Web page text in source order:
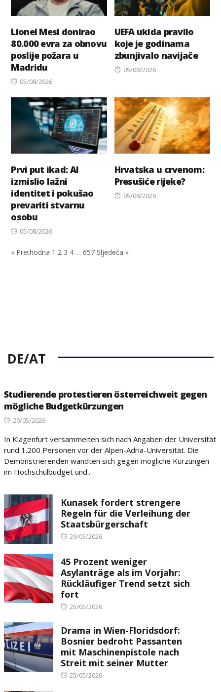
Lionel Mesi donirao
80.000 evra za obnovu
poslije požara u
Madridu
Posted
05/08/2026
UEFA ukida pravilo
koje je godinama
zbunjivalo navijače
Posted
05/08/2026
Prvi put ikad: AI
izmislio lažni
identitet i pokušao
prevariti stvarnu
osobu
Posted
05/08/2026
Hrvatska u crvenom:
Presušiće rijeke?
Posted
05/08/2026
« Prethodna 1 2 3 4 … 657 Sljedeća »
DE/AT
Studierende protestieren österreichweit gegen
mögliche Budgetkürzungen
Posted
29/05/2026
In Klagenfurt versammelten sich nach Angaben der Universität
rund 1.200 Personen vor der Alpen-Adria-Universität. Die
Demonstrierenden wandten sich gegen mögliche Kürzungen
im Hochschulbudget und...
Kunasek fordert strengere
Regeln für die Verleihung der
Staatsbürgerschaft
Posted
29/05/2026
45 Prozent weniger
Asylanträge als im Vorjahr:
Rückläufiger Trend setzt sich
fort
Posted
25/05/2026
Drama in Wien-Floridsdorf:
Bosnier bedroht Passanten
mit Maschinenpistole nach
Streit mit seiner Mutter
Posted
25/05/2026